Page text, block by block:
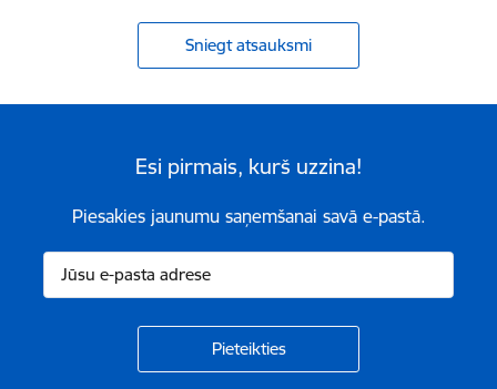
Sniegt atsauksmi
Esi pirmais, kurš uzzina!
Piesakies jaunumu saņemšanai savā e-pastā.